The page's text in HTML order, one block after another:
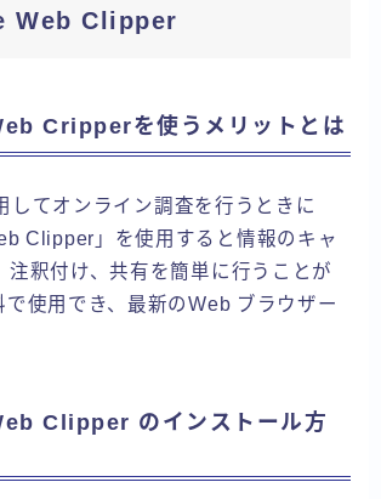
Web Clipper
Cripperを使うメリットとは
してオンライン調査を行うときに
Clipper」を使用すると情報のキャ
注釈付け、共有を簡単に行うことが
で使用でき、最新のWeb ブラウザー
Clipper のインストール方